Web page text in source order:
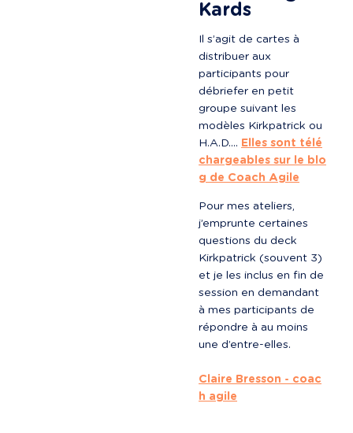
Kards
Il s’agit de cartes à
distribuer aux
participants pour
débriefer en petit
groupe suivant les
modèles Kirkpatrick ou
H.A.D…. Elles sont télé
chargeables sur le blo
g de Coach Agile
Pour mes ateliers,
j’emprunte certaines
questions du deck
Kirkpatrick (souvent 3)
et je les inclus en fin de
session en demandant
à mes participants de
répondre à au moins
une d’entre-elles.
Claire Bresson - coac
h agile